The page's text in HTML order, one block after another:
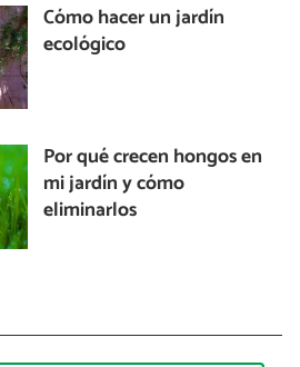
Cómo hacer un jardín
ecológico
Por qué crecen hongos en
mi jardín y cómo
eliminarlos